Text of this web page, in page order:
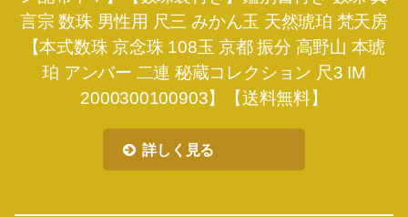
言宗 数珠 男性用 尺三 みかん玉 天然琥珀 梵天房
【本式数珠 京念珠 108玉 京都 振分 高野山 本琥
珀 アンバー 二連 秘蔵コレクション 尺3 IM
2000300100903】【送料無料】
詳しく見る